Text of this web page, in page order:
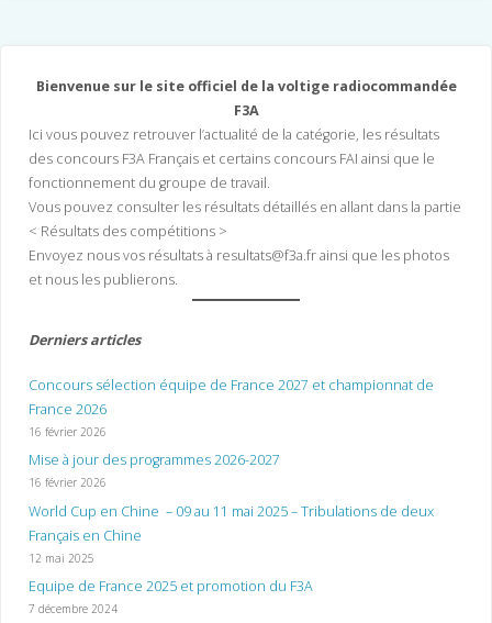
Bienvenue sur le site officiel de la voltige radiocommandée
F3A
Ici vous pouvez retrouver l’actualité de la catégorie, les résultats
des concours F3A Français et certains concours FAI ainsi que le
fonctionnement du groupe de travail.
Vous pouvez consulter les résultats détaillés en allant dans la partie
< Résultats des compétitions >
Envoyez nous vos résultats à resultats@f3a.fr ainsi que les photos
et nous les publierons.
Derniers articles
Concours sélection équipe de France 2027 et championnat de
France 2026
16 février 2026
Mise à jour des programmes 2026-2027
16 février 2026
World Cup en Chine – 09 au 11 mai 2025 – Tribulations de deux
Français en Chine
12 mai 2025
Equipe de France 2025 et promotion du F3A
7 décembre 2024